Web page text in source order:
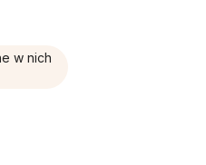
w nich